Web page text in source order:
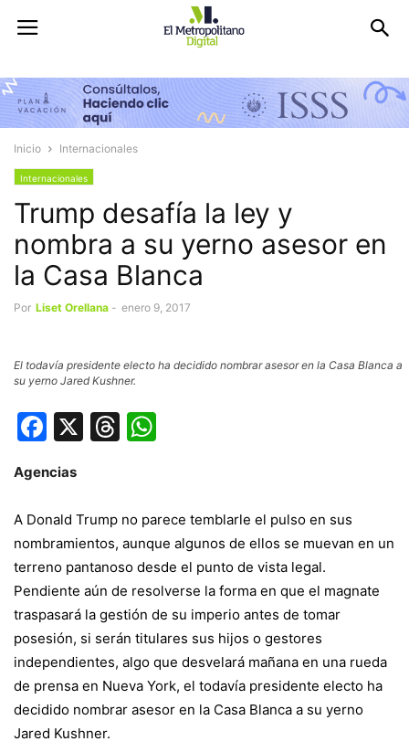
Inicio Internacionales
Internacionales
Trump desafía la ley y
nombra a su yerno asesor en
la Casa Blanca
Por Liset Orellana - enero 9, 2017
El todavía presidente electo ha decidido nombrar asesor en la Casa Blanca a
su yerno Jared Kushner.
Facebook
X Threads
Agencias
A Donald Trump no parece temblarle el pulso en sus
nombramientos, aunque algunos de ellos se muevan en un
terreno pantanoso desde el punto de vista legal.
Pendiente aún de resolverse la forma en que el magnate
traspasará la gestión de su imperio antes de tomar
posesión, si serán titulares sus hijos o gestores
independientes, algo que desvelará mañana en una rueda
de prensa en Nueva York, el todavía presidente electo ha
decidido nombrar asesor en la Casa Blanca a su yerno
Jared Kushner.